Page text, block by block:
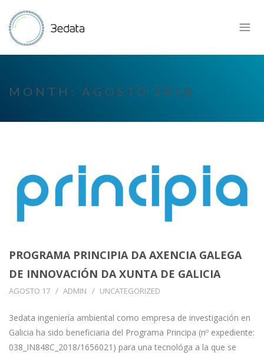
MONTH: AGOSTO 2018
PROGRAMA PRINCIPIA DA AXENCIA GALEGA
DE INNOVACIÓN DA XUNTA DE GALICIA
AGOSTO 17 ADMIN UNCATEGORIZED
3edata ingeniería ambiental como empresa de investigación en
Galicia ha sido beneficiaria del Programa Principa (nº expediente:
038_IN848C_2018/1656021) para una tecnológa a la que se